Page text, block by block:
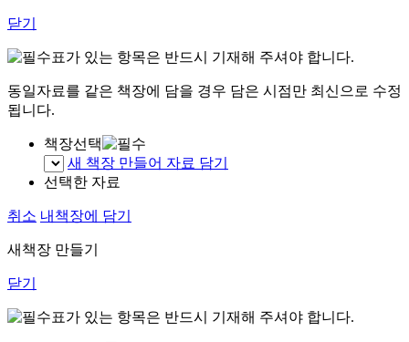
닫기
표가 있는 항목은 반드시 기재해 주셔야 합니다.
동일자료를 같은 책장에 담을 경우 담은 시점만 최신으로 수정
됩니다.
책장선택
새 책장 만들어 자료 담기
선택한 자료
취소 내책장에 담기
새책장 만들기
닫기
표가 있는 항목은 반드시 기재해 주셔야 합니다.